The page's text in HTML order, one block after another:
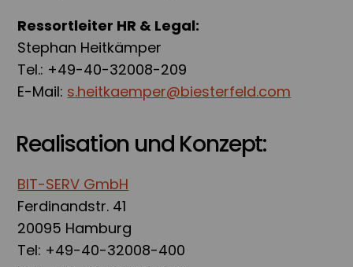
Ressortleiter HR & Legal:
Stephan Heitkämper
Tel.: +49-40-32008-209
E-Mail: s.heitkaemper@biesterfeld.com
Realisation und Konzept:
BIT-SERV GmbH
Ferdinandstr. 41
20095 Hamburg
Tel: +49-40-32008-400